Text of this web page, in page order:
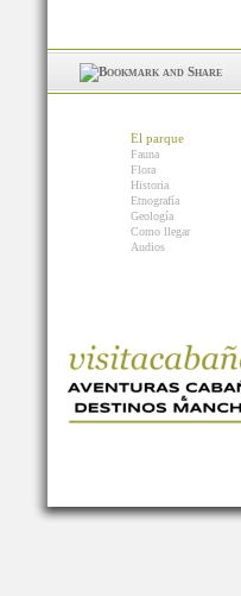
El parque
Fauna
Flora
Historia
Etnografía
Geología
Como llegar
Audios